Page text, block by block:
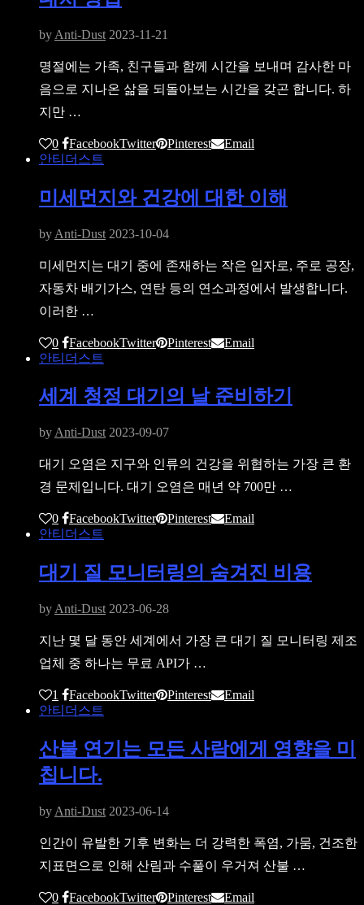
by Anti-Dust 2023-11-21
명절에는 가족, 친구들과 함께 시간을 보내며 감사한 마
음으로 지나온 삶을 되돌아보는 시간을 갖곤 합니다. 하
지만 …
0 FacebookTwitter Pinterest
Email
안티더스트
미세먼지와 건강에 대한 이해
by Anti-Dust 2023-10-04
미세먼지는 대기 중에 존재하는 작은 입자로, 주로 공장,
자동차 배기가스, 연탄 등의 연소과정에서 발생합니다.
이러한 …
0 FacebookTwitter Pinterest
Email
안티더스트
세계 청정 대기의 날 준비하기
by Anti-Dust 2023-09-07
대기 오염은 지구와 인류의 건강을 위협하는 가장 큰 환
경 문제입니다. 대기 오염은 매년 약 700만 …
0 FacebookTwitter Pinterest
Email
안티더스트
대기 질 모니터링의 숨겨진 비용
by Anti-Dust 2023-06-28
지난 몇 달 동안 세계에서 가장 큰 대기 질 모니터링 제조
업체 중 하나는 무료 API가 …
1 FacebookTwitter Pinterest
Email
안티더스트
산불 연기는 모든 사람에게 영향을 미
칩니다.
by Anti-Dust 2023-06-14
인간이 유발한 기후 변화는 더 강력한 폭염, 가뭄, 건조한
지표면으로 인해 산림과 수풀이 우거져 산불 …
0 FacebookTwitter Pinterest
Email